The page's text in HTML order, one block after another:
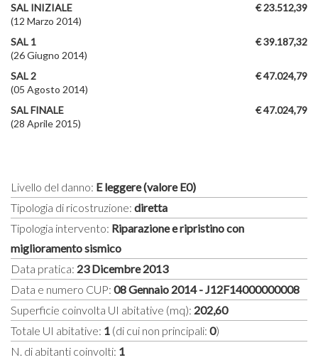
€ 23.512,39
SAL INIZIALE
(12 Marzo 2014)
€ 39.187,32
SAL 1
(26 Giugno 2014)
€ 47.024,79
SAL 2
(05 Agosto 2014)
€ 47.024,79
SAL FINALE
(28 Aprile 2015)
Livello del danno: E leggere (valore E0)
Tipologia di ricostruzione: diretta
Tipologia intervento: Riparazione e ripristino con
miglioramento sismico
Data pratica: 23 Dicembre 2013
Data e numero CUP: 08 Gennaio 2014 - J12F14000000008
Superficie coinvolta UI abitative (mq): 202,60
Totale UI abitative: 1 (di cui non principali: 0)
N. di abitanti coinvolti: 1